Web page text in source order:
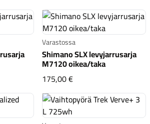
levyjarrusarja M7120 vasen/etu
Varastossa
Shimano SLX levyjarrusarja
M7120 oikea/taka
175,00 €Shimano SLX